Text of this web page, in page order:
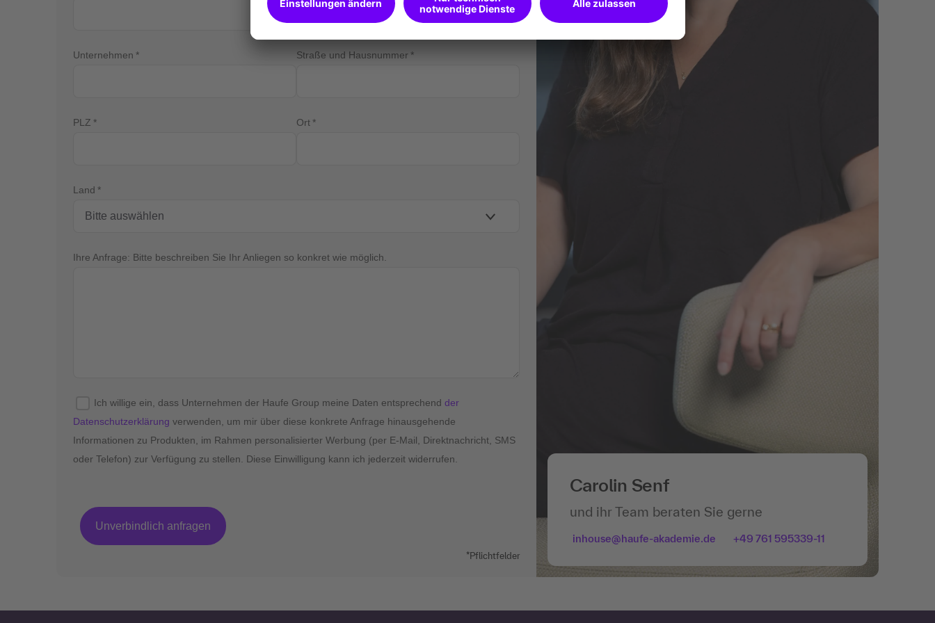
Carolin Senf
und ihr Team beraten Sie gerne
inhouse@haufe-akademie.de +49 761 595339-11
Unternehmen Straße und Hausnummer
PLZ Ort
Land
Ihre Anfrage: Bitte beschreiben Sie Ihr Anliegen so konkret wie möglich.
Ich willige ein, dass Unternehmen der Haufe Group meine Daten entsprechendder
Datenschutzerklärung verwenden, um mir über diese konkrete Anfrage hinausgehende
Informationen zu Produkten, im Rahmen personalisierter Werbung (per E-Mail, Direktnachricht, SMS
oder Telefon) zur Verfügung zu stellen. Diese Einwilligung kann ich jederzeit widerrufen.
*Pflichtfelder